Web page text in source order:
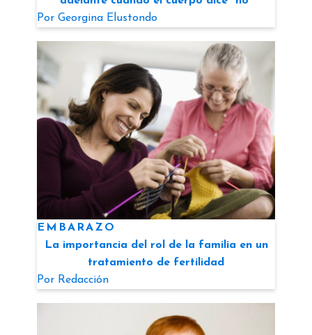
Por Georgina Elustondo
EMBARAZO
La importancia del rol de la familia en un
tratamiento de fertilidad
Por Redacción